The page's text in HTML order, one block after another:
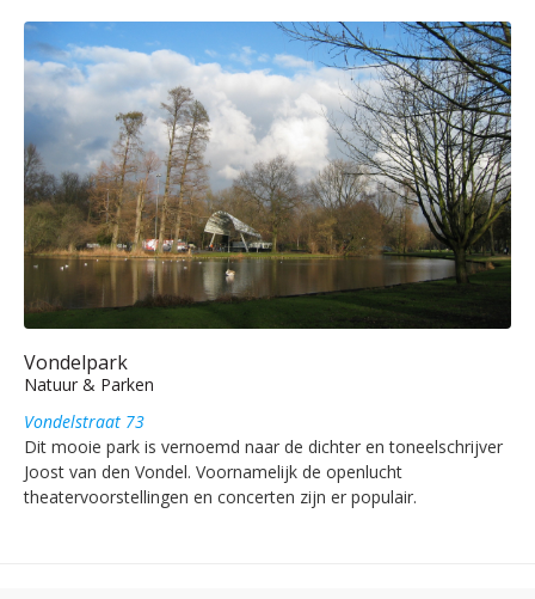
Vondelpark
Natuur & Parken
Vondelstraat 73
Dit mooie park is vernoemd naar de dichter en toneelschrijver
Joost van den Vondel. Voornamelijk de openlucht
theatervoorstellingen en concerten zijn er populair.